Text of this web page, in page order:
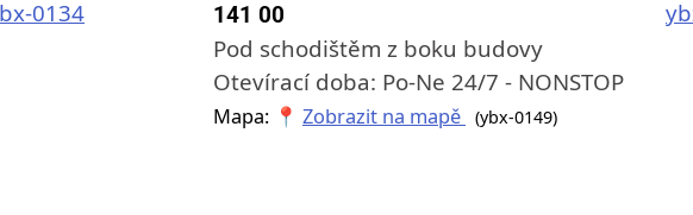
141 00
Pod schodištěm z boku budovy
Otevírací doba: Po-Ne 24/7 - NONSTOP
Mapa: 📍 Zobrazit na mapě (ybx-0149)